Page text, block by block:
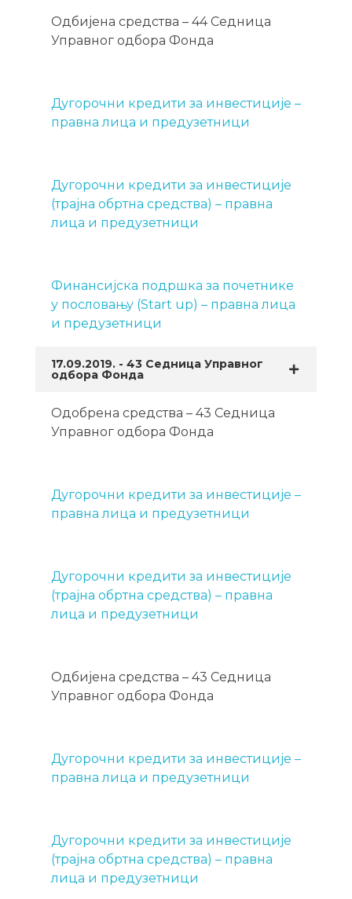
Одбијена средства – 44 Седница
Управног одбора Фонда
Дугорочни кредити за инвестиције –
правна лица и предузетници
Дугорочни кредити за инвестиције
(трајна обртна средства) – правна
лица и предузетници
Финансијска подршка за почетнике
у пословању (Start up) – правна лица
и предузетници
17.09.2019. - 43 Седница Управног
одбора Фонда
Одобрена средства – 43 Седница
Управног одбора Фонда
Дугорочни кредити за инвестиције –
правна лица и предузетници
Дугорочни кредити за инвестиције
(трајна обртна средства) – правна
лица и предузетници
Одбијена средства – 43 Седница
Управног одбора Фонда
Дугорочни кредити за инвестиције –
правна лица и предузетници
Дугорочни кредити за инвестиције
(трајна обртна средства) – правна
лица и предузетници